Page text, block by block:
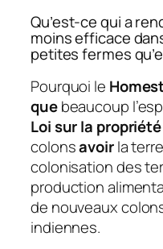
Qu’est-ce qui a
moins efficace
petites fermes
Pourquoi le
quebeaucoup
Loi sur la
colonsavoirla
colonisation des
production
de nouveaux
indiennes.